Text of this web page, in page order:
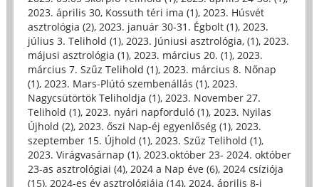
2023. április 30, Kossuth téri ima (1), 2023. Húsvét
asztrológia (2), 2023. január 30-31. Égbolt (1), 2023.
július 3. Telihold (1), 2023. Júniusi asztrológia, (1), 2023.
májusi asztrológia (1), 2023. március 20. (1), 2023.
március 7. Szűz Telihold (1), 2023. március 8. Nőnap
(1), 2023. Mars-Plútó szembenállás (1), 2023.
Nagycsütörtök Teliholdja (1), 2023. November 27.
Telihold (1), 2023. nyári napforduló (1), 2023. Nyilas
Újhold (2), 2023. őszi Nap-éj egyenlőség (1), 2023.
szeptember 15. Újhold (1), 2023. Szűz Telihold (1),
2023. Virágvasárnap (1), 2023.október 23- 2024. október
23-as asztrológiai (4), 2024 a Nap éve (6), 2024 csíziója
(15), 2024-es év asztrológiája (14), 2024. április 8-i